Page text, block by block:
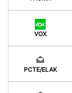
VOX
PCTE/ELAK